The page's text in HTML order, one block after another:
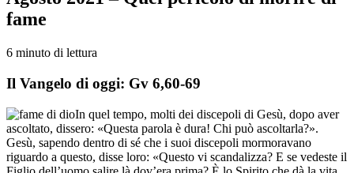
fame
6 minuto di lettura
Il Vangelo di oggi: Gv 6,60-69
In quel tempo, molti dei discepoli di Gesù, dopo aver
ascoltato, dissero: «Questa parola è dura! Chi può ascoltarla?».
Gesù, sapendo dentro di sé che i suoi discepoli mormoravano
riguardo a questo, disse loro: «Questo vi scandalizza? E se vedeste il